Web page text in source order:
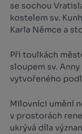
se sochou
kostelem sv.
Karla Němce a
Při toulkách
sloupem sv.
vytvořeného
Milovníci umění
v prostorách
ukrývá díla